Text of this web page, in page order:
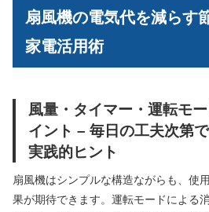
扇風機の電気代を減らす
家電活用術
風量・タイマー・運転モ
イント – 毎日の工夫次第
実践的ヒント
扇風機はシンプルな構造ながらも、使
果が期待できます。運転モードによる